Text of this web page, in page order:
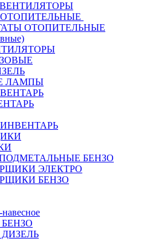
ОТОПИТЕЛЬНЫЕ
ОТОПИТЕЛЬНЫЕ
ЛАМПЫ
БЕНЗО
ЭЛЕКТРО
БЕНЗО